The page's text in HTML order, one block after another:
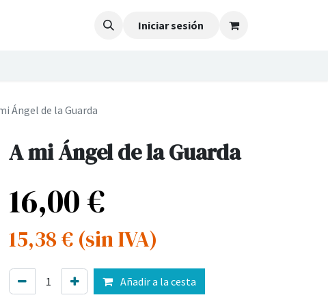
Iniciar sesión
Ángel de la Guarda
A mi Ángel de la Guarda
16,00€
15,38€ (sin IVA)
Añadir a la cesta